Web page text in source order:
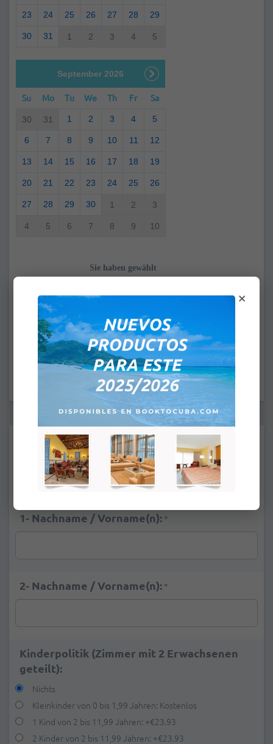
23 24 25 26 27 28 29
30 31 1 2 3 4 5
September 2026
Su Mo Tu We Th Fr Sa
30 31 1 2 3 4 5
6 7 8 9 10 11 12
13 14 15 16 17 18 19
20 21 22 23 24 25 26
27 28 29 30 1 2 3
4 5 6 7 8 9 10
Sie haben gewählt
An:
ANKUNFTSZEIT: 4:00PM
ABFAHRTSZEIT: 12:00PM
Ergänzungen:
Nichts
Deluxe Meerblick
22,62 €
1- Nachname / Vorname(n): *
2- Nachname / Vorname(n): *
Kinderpolitik (Zimmer mit 2 Erwachsenen
geteilt):
Nichts
Kleinkinder von 0 bis 1,99 Jahren: Kostenlos
1 Kind von 2 bis 11,99 Jahren: +€23.93
2 Kinder von 2 bis 11,99 Jahren: +€23.93
×